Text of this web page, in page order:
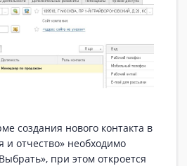
создания нового контакта в
отчество» необходимо
при этом откроется